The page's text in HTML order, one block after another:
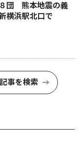
団 熊本地震の義
浜駅北口で
事を検索